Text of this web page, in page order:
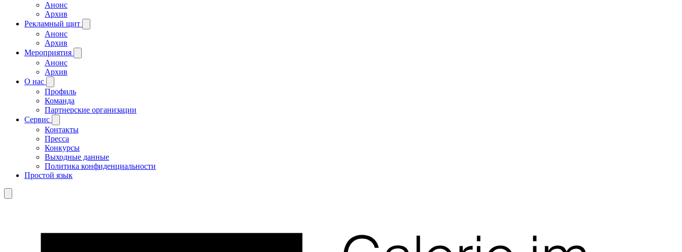
Анонс
Архив
Рекламный щит
Анонс
Архив
Мероприятия
Анонс
Архив
О нас
Профиль
Команда
Партнерские организации
Сервис
Контакты
Пресса
Конкурсы
Выходные данные
Политика конфиденциальности
Простой язык